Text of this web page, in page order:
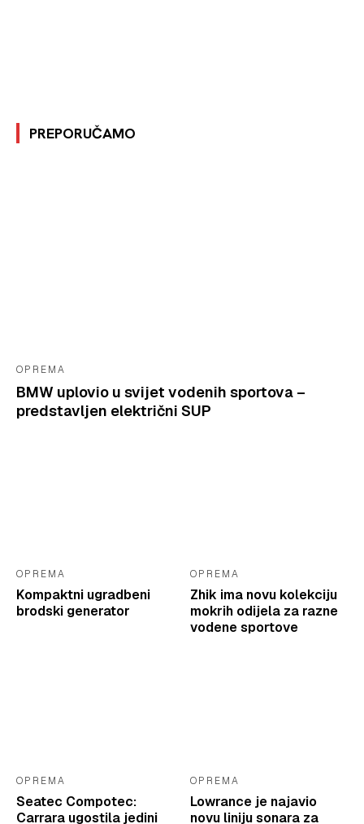
PREPORUČAMO
OPREMA
BMW uplovio u svijet vodenih sportova –
predstavljen električni SUP
OPREMA
Kompaktni ugradbeni
brodski generator
OPREMA
Zhik ima novu kolekciju
mokrih odijela za razne
vodene sportove
OPREMA
Seatec Compotec:
Carrara ugostila jedini
OPREMA
Lowrance je najavio
novu liniju sonara za